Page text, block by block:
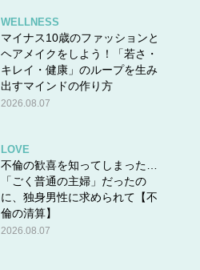
WELLNESS
マイナス10歳のファッションと
ヘアメイクをしよう！「若さ・
キレイ・健康」のループを生み
出すマインドの作り方
2026.08.07
LOVE
不倫の歓喜を知ってしまった…
「ごく普通の主婦」だったの
に、独身男性に求められて【不
倫の清算】
2026.08.07